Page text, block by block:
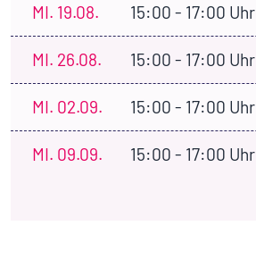
MI. 19.08. 15:00 - 17:00 Uhr
MI. 26.08. 15:00 - 17:00 Uhr
MI. 02.09. 15:00 - 17:00 Uhr
MI. 09.09. 15:00 - 17:00 Uhr